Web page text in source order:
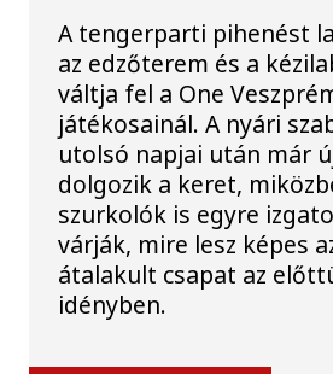
A tengerparti pihenést
az edzőterem és a
váltja fel a One
játékosainál. A nyári
utolsó napjai után már
dolgozik a keret,
szurkolók is egyre
várják, mire lesz képes
átalakult csapat az
idényben.